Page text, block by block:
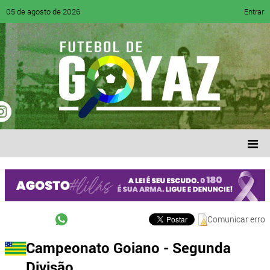
05 de agosto de 2026 Entrar
Comunicar erro
Campeonato Goiano - Segunda